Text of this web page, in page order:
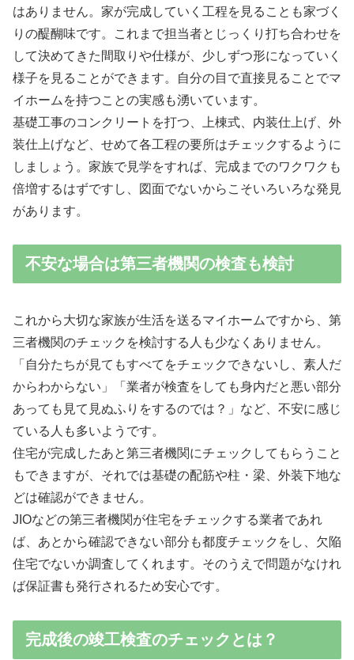
はありません。家が完成していく工程を見ることも家づく
りの醍醐味です。これまで担当者とじっくり打ち合わせを
して決めてきた間取りや仕様が、少しずつ形になっていく
様子を見ることができます。自分の目で直接見ることでマ
イホームを持つことの実感も湧いています。
基礎工事のコンクリートを打つ、上棟式、内装仕上げ、外
装仕上げなど、せめて各工程の要所はチェックするように
しましょう。家族で見学をすれば、完成までのワクワクも
倍増するはずですし、図面でないからこそいろいろな発見
があります。
不安な場合は第三者機関の検査も検討
これから大切な家族が生活を送るマイホームですから、第
三者機関のチェックを検討する人も少なくありません。
「自分たちが見てもすべてをチェックできないし、素人だ
からわからない」「業者が検査をしても身内だと悪い部分
あっても見て見ぬふりをするのでは？」など、不安に感じ
ている人も多いようです。
住宅が完成したあと第三者機関にチェックしてもらうこと
もできますが、それでは基礎の配筋や柱・梁、外装下地な
どは確認ができません。
JIOなどの第三者機関が住宅をチェックする業者であれ
ば、あとから確認できない部分も都度チェックをし、欠陥
住宅でないか調査してくれます。そのうえで問題がなけれ
ば保証書も発行されるため安心です。
完成後の竣工検査のチェックとは？